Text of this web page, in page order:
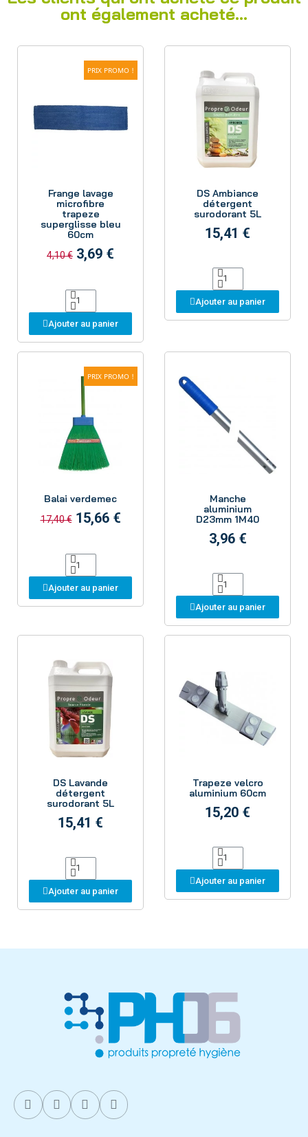
ont également acheté...
PRIX PROMO !
Frange lavage
microfibre
trapeze
superglisse bleu
60cm
4,10 € 3,69 €
Ajouter au panier
DS Ambiance
détergent
surodorant 5L
15,41 €
Ajouter au panier
PRIX PROMO !
Balai verdemec
17,40 € 15,66 €
Ajouter au panier
Manche
aluminium
D23mm 1M40
3,96 €
Ajouter au panier
DS Lavande
détergent
surodorant 5L
15,41 €
Ajouter au panier
Trapeze velcro
aluminium 60cm
15,20 €
Ajouter au panier